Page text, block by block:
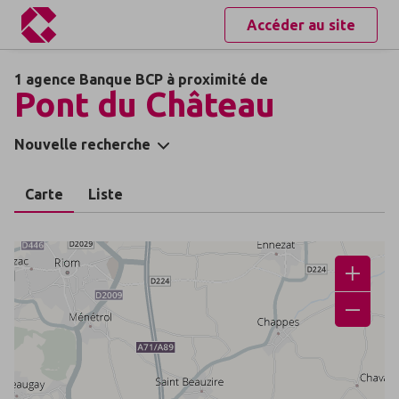
Accéder au site
1 agence Banque BCP à proximité de
Pont du Château
Nouvelle recherche
Carte Liste